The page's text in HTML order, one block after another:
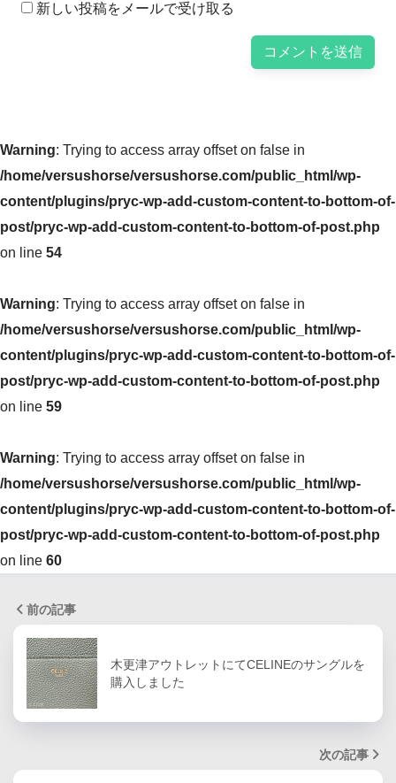
新しい投稿をメールで受け取る
Warning: Trying to access array offset on false in
/home/versushorse/versushorse.com/public_html/wp-
content/plugins/pryc-wp-add-custom-content-to-bottom-of-
post/pryc-wp-add-custom-content-to-bottom-of-post.php
on line 54
Warning: Trying to access array offset on false in
/home/versushorse/versushorse.com/public_html/wp-
content/plugins/pryc-wp-add-custom-content-to-bottom-of-
post/pryc-wp-add-custom-content-to-bottom-of-post.php
on line 59
Warning: Trying to access array offset on false in
/home/versushorse/versushorse.com/public_html/wp-
content/plugins/pryc-wp-add-custom-content-to-bottom-of-
post/pryc-wp-add-custom-content-to-bottom-of-post.php
on line 60
前の記事
木更津アウトレットにてCELINEのサングルを
購入しました
次の記事